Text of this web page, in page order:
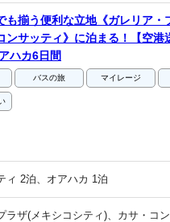
も揃う便利な立地《ガレリア・
ンサッティ》に泊まる！【空港
ハカ6日間
バスの旅 マイレージ
ィ 2泊、オアハカ 1泊
ラザ(メキシコシティ)、カサ・コ